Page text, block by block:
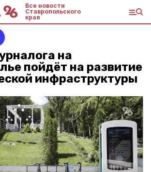
Все новости
Ставропольского
края
на
пойдёт на развитие
инфраструктуры